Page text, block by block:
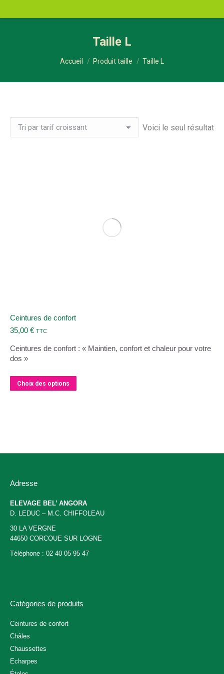
Taille L
Vous êtes ici :
Accueil Produit taille Taille L
Voici le seul résultat
Ceintures de confort
35,00 € TTC
Ceintures de confort : « Maintien, confort et chaleur pour votre
dos »
Choix des options
produit
page
du
Adresse
ELEVAGE BEL’ ANGORA
D. LEDUC – M.C. CHIFFOLEAU
30 LA VERGNE
44650 CORCOUE SUR LOGNE
Téléphone : 02 40 05 95 47
Catégories de produits
Ceintures de confort
Châles
Chaussettes
Echarpes